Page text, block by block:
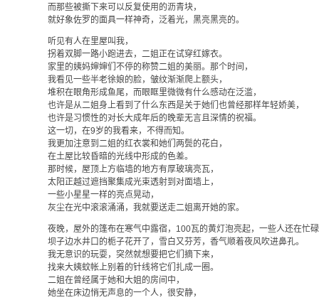
而那些被撕下来可以反复使用的沥青块，
就好象佐罗的面具一样神奇，泛着光，黑亮黑亮的。
听见有人在里屋叫我，
拐着双脚一路小跑进去，二姐正在试穿红嫁衣。
家里的姨妈婶婶们不停的称赞二姐的美丽。那个时间，
我看见一些半老徐娘的脸，皱纹渐渐爬上额头，
堆积在眼角形成鱼尾，而眼眶里微微有什么感动在泛滥，
也许是从二姐身上看到了什么东西是关于她们也曾经那样年轻娇美，
也许是习惯性的对长大成年后的晚辈无言且深情的祝福。
这一切，在9岁的我看来，不得而知。
我更加注意到二姐的红衣裳和她们两鬓的花白，
在土屋比较昏暗的光线中形成的色差。
那时候，屋顶上方临墙的地方有厚玻璃亮瓦，
太阳正越过遮挡聚集成光束透射到对面墙上，
一些小星星一样的亮点晃动，
灰尘在光中滚滚涌涌，我就要送走二姐离开她的家。
夜晚，屋外的篷布在寒气中露宿，100瓦的黄灯泡亮起，一些人还在忙碌
坝子边水井口的栀子花开了，雪白又芬芳，香气顺着夜风吹进鼻孔。
我无意识的玩耍，突然就想要把它们摘下来，
找来大姨蚊帐上别着的针线将它们扎成一圈。
二姐在曾经属于她和大姐的房间中，
她坐在床边悄无声息的一个人，很安静，